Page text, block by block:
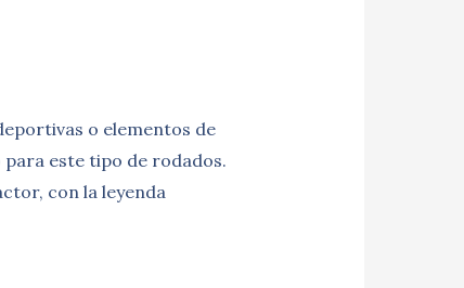
o elementos de
este tipo de rodados.
con la leyenda